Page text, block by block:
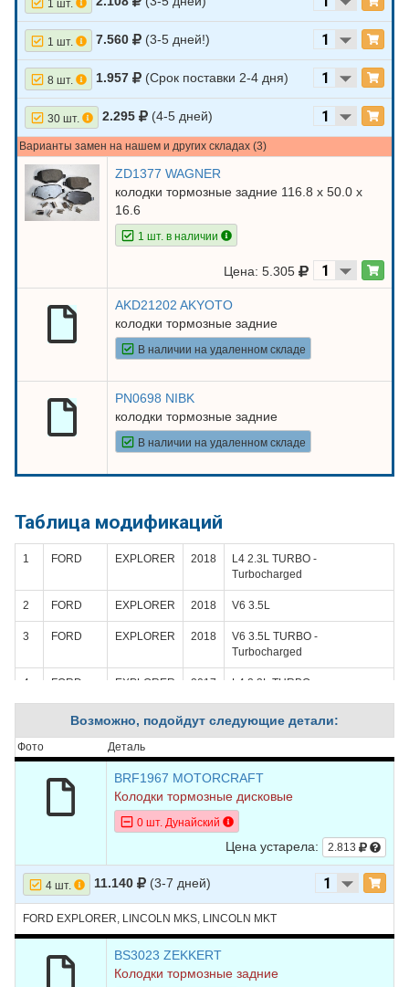
1 шт.
1 шт. 7.560 (3-5 дней!)
8 шт. 1.957 (Срок поставки 2-4 дня)
30 шт. 2.295 (4-5 дней)
Варианты замен на нашем и других складах (3)
ZD1377 WAGNER
колодки тормозные задние 116.8 х 50.0 х
16.6
1 шт. в наличии
Цена: 5.305
AKD21202 AKYOTO
колодки тормозные задние
В наличии на удаленном складе
PN0698 NIBK
колодки тормозные задние
В наличии на удаленном складе
Таблица модификаций
1 FORD EXPLORER 2018
L4 2.3L TURBO -
Turbocharged
2 FORD EXPLORER 2018 V6 3.5L
3 FORD EXPLORER 2018
V6 3.5L TURBO -
Turbocharged
4 FORD EXPLORER 2017
L4 2.3L TURBO -
EXPLORER 2017 V6 3.5L
6 FORD EXPLORER 2017
V6 3.5L TURBO -
Turbocharged
EXPLORER 2016
L4 2.3L TURBO -
Turbocharged
V6 3.5L
FORD EXPLORER 2016
Turbocharged
10 FORD EXPLORER 2015
L4 2.0L TURBO -
EXPLORER 2015 V6 3.5L
Возможно, подойдут следующие детали:
Фото Деталь
BRF1967 MOTORCRAFT
Колодки тормозные дисковые
0 шт. Дунайский
Цена устарела: 2.813
4 шт. 11.140 (3-7 дней)
FORD EXPLORER, LINCOLN MKS, LINCOLN MKT
BS3023 ZEKKERT
Колодки тормозные задние